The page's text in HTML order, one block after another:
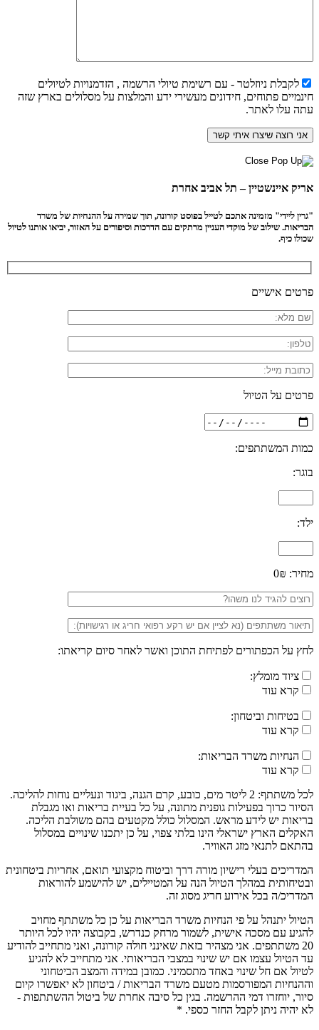
לקבלת ניוזלטר - עם רשימת טיולי הרשמה , הזדמנויות לטיולים
חינמיים פתוחים, חידונים מעשירי ידע והמלצות על מסלולים בארץ שזה
עתה עלו לאתר.
אריק איינשטיין – תל אביב אחרת
"גרין ליידי" מזמינה אתכם לטייל בפוסט קורונה, תוך שמירה על ההנחיות של משרד
הבריאות. שילוב של מוקדי העניין מרתקים עם הדרכות וסיפורים על האזור, יביאו אותנו לטיול
שכולו כיף.
פרטים אישיים
פרטים על הטיול
כמות המשתתפים:
בוגר:
ילד:
מחיר: 0₪
לחץ על הכפתורים לפתיחת התוכן ואשר לאחר סיום קריאתו:
ציוד מומלץ:
קרא עוד
בטיחות וביטחון:
קרא עוד
הנחיות משרד הבריאות:
קרא עוד
לכל משתתף: 2 ליטר מים, כובע, קרם הגנה, ביגוד ונעליים נוחות להליכה.
הסיור כרוך בפעילות גופנית מתונה, על כל בעיית בריאות ואו מגבלת
בריאות יש לידע מראש. המסלול כולל מקטעים בהם משולבת הליכה.
האקלים הארץ ישראלי הינו בלתי צפוי, על כן יתכנו שינויים במסלול
בהתאם לתנאי מזג האוויר.
המדריכים בעלי רישיון מורה דרך וביטוח מקצועי תואם, אחריות ביטחונית
ובטיחותית במהלך הטיול הנה על המטיילים, יש להישמע להוראות
המדריכ/ה בכל אירוע חריג מסוג זה.
הטיול יתנהל על פי הנחיות משרד הבריאות על כן כל משתתף מחויב
להגיע עם מסכה אישית, לשמור מרחק כנדרש, בקבוצה יהיו לכל היותר
20 משתתפים. אני מצהיר בזאת שאינני חולה קורונה, ואני מתחייב להודיע
עד הטיול עצמו אם יש שינוי במצבי הבריאותי. אני מתחייב לא להגיע
לטיול אם חל שינוי באחד מתסמיני. כמובן במידה והמצב הביטחוני
וההנחיות המפורסמות מטעם משרד הבריאות / ביטחון לא יאפשרו קיום
סיור, יוחזרו דמי ההרשמה. בגין כל סיבה אחרת של ביטול ההשתתפות -
לא יהיה ניתן לקבל החזר כספי. *